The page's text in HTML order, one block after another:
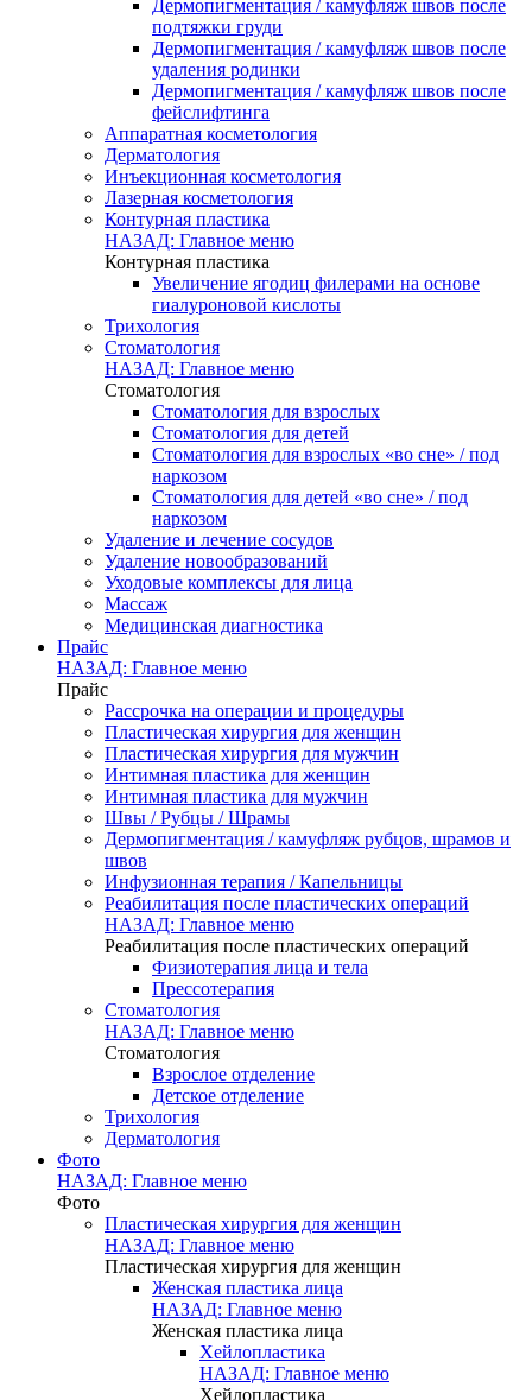
Дермопигментация / камуфляж швов после
подтяжки груди
Дермопигментация / камуфляж швов после
удаления родинки
Дермопигментация / камуфляж швов после
фейслифтинга
Аппаратная косметология
Дерматология
Инъекционная косметология
Лазерная косметология
Контурная пластика
НАЗАД: Главное меню
Контурная пластика
Увеличение ягодиц филерами на основе
гиалуроновой кислоты
Трихология
Стоматология
НАЗАД: Главное меню
Стоматология
Стоматология для взрослых
Стоматология для детей
Стоматология для взрослых «во сне» / под
наркозом
Стоматология для детей «во сне» / под
наркозом
Удаление и лечение сосудов
Удаление новообразований
Уходовые комплексы для лица
Массаж
Медицинская диагностика
Прайс
НАЗАД: Главное меню
Прайс
Рассрочка на операции и процедуры
Пластическая хирургия для женщин
Пластическая хирургия для мужчин
Интимная пластика для женщин
Интимная пластика для мужчин
Швы / Рубцы / Шрамы
Дермопигментация / камуфляж рубцов, шрамов и
швов
Инфузионная терапия / Капельницы
Реабилитация после пластических операций
НАЗАД: Главное меню
Реабилитация после пластических операций
Физиотерапия лица и тела
Прессотерапия
Стоматология
НАЗАД: Главное меню
Стоматология
Взрослое отделение
Детское отделение
Трихология
Дерматология
Фото
НАЗАД: Главное меню
Фото
Пластическая хирургия для женщин
НАЗАД: Главное меню
Пластическая хирургия для женщин
Женская пластика лица
НАЗАД: Главное меню
Женская пластика лица
Хейлопластика
НАЗАД: Главное меню
Хейлопластика